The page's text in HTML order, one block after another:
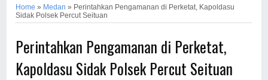
Home » Medan » Perintahkan Pengamanan di Perketat, Kapoldasu
Sidak Polsek Percut Seituan
Perintahkan Pengamanan di Perketat,
Kapoldasu Sidak Polsek Percut Seituan